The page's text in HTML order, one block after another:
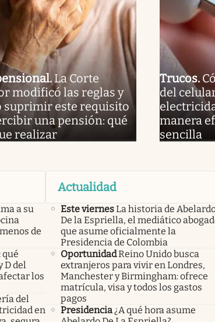
.La Corte
modificó las reglas y
suprimir este requisito
una pensión: qué
realizar
Trucos.
del
manera
sencilla
a su
de
qué
D del
los
del
en
Actualidad
Este viernesLa historia de
De la Espriella, el mediático
que asume oficialmente la
Presidencia de Colombia
OportunidadReino Unido busca
extranjeros para vivir en Londres,
Manchester y Birmingham: ofrece
matrícula, visa y todos los gastos
pagos
Presidencia¿A qué hora asume